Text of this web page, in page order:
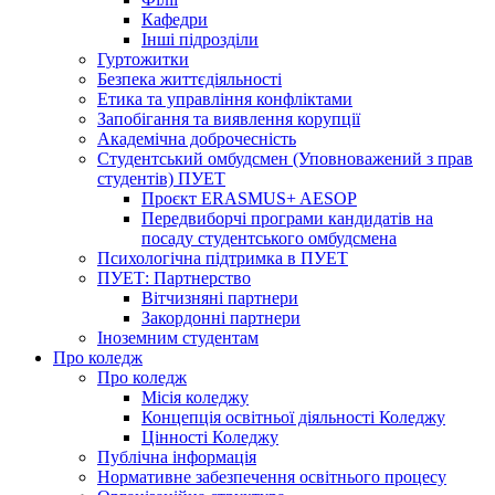
Кафедри
Інші підрозділи
Гуртожитки
Безпека життєдіяльності
Етика та управління конфліктами
Запобігання та виявлення корупції
Академічна доброчесність
Студентський омбудсмен (Уповноважений з прав
студентів) ПУЕТ
Проєкт ERASMUS+ AESOP
Передвиборчі програми кандидатів на
посаду студентського омбудсмена
Психологічна підтримка в ПУЕТ
ПУЕТ: Партнерство
Вітчизняні партнери
Закордонні партнери
Іноземним студентам
Про коледж
Про коледж
Місія коледжу
Концепція освітньої діяльності Коледжу
Цінності Коледжу
Публічна інформація
Нормативне забезпечення освітнього процесу